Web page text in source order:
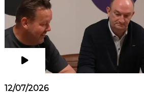
12/07/2026